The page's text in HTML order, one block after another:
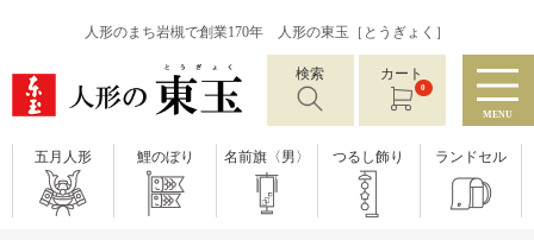
人形のまち岩槻で創業170年 人形の東玉［とうぎょく］
検索 カート
0
MENU
五月人形 鯉のぼり 名前旗〈男〉 つるし飾り ランドセル